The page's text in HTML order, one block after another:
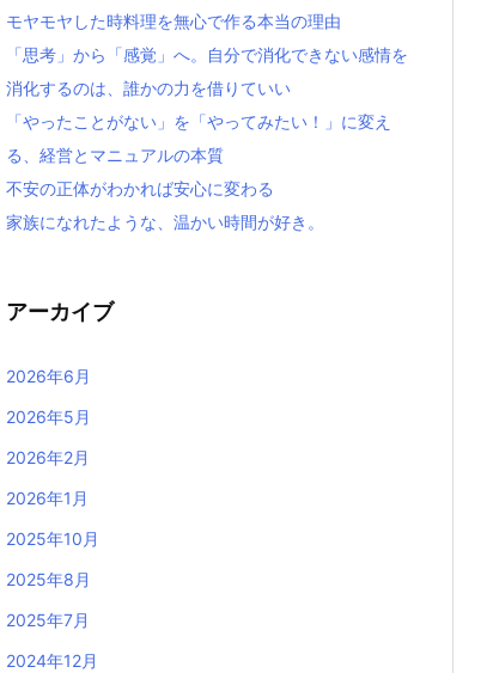
モヤモヤした時料理を無心で作る本当の理由
「思考」から「感覚」へ。自分で消化できない感情を
消化するのは、誰かの力を借りていい
「やったことがない」を「やってみたい！」に変え
る、経営とマニュアルの本質
不安の正体がわかれば安心に変わる
家族になれたような、温かい時間が好き。
アーカイブ
2026年6月
2026年5月
2026年2月
2026年1月
2025年10月
2025年8月
2025年7月
2024年12月